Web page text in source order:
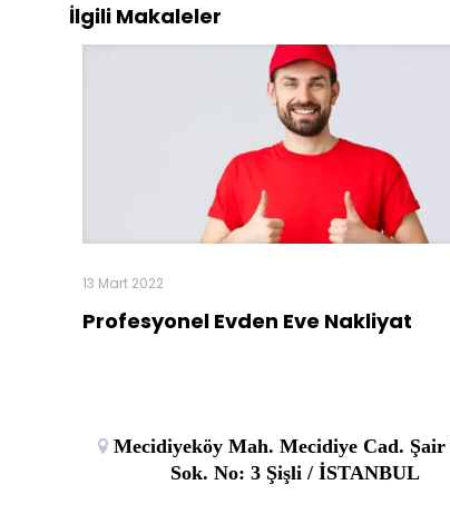
İlgili Makaleler
13 Mart 2022
Profesyonel Evden Eve Nakliyat
Mecidiyeköy Mah. Mecidiye Cad.
Sok. No: 3 Şişli / İSTANBUL